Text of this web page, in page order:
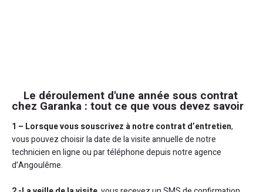
Le déroulement d'une année sous contrat
chez Garanka : tout ce que vous devez savoir
1 – Lorsque vous souscrivez à notre contrat d’entretien,
vous pouvez choisir la date de la visite annuelle de notre
technicien en ligne ou par téléphone depuis notre agence
d’Angoulême.